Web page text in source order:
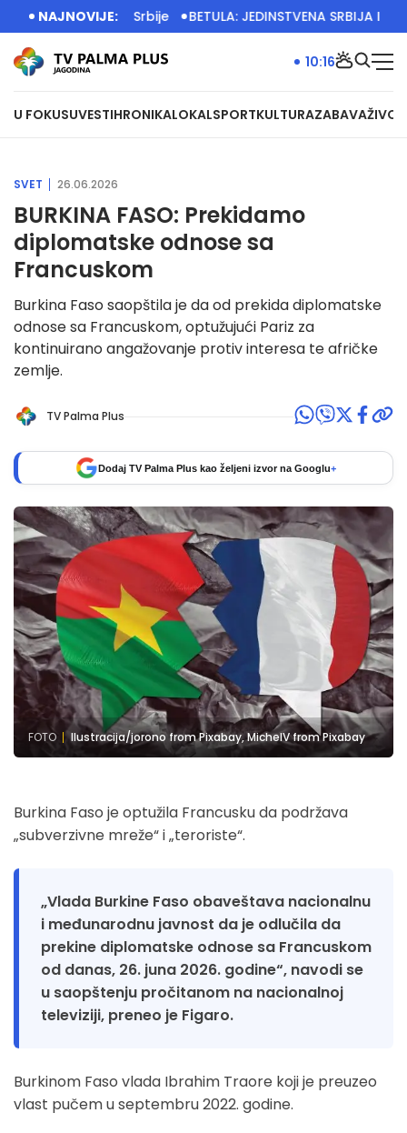
NAJNOVIJE:
privrede Srbije BETULA: JEDINSTVENA SRBIJA IMA
U FOKUSUVESTIHRONIKALOKALSPORTKULTURAZABAVAŽIVOT
10:16
SVET 26.06.2026
BURKINA FASO: Prekidamo
diplomatske odnose sa
Francuskom
Burkina Faso saopštila je da od prekida diplomatske
odnose sa Francuskom, optužujući Pariz za
kontinuirano angažovanje protiv interesa te afričke
zemlje.
TV Palma Plus
Dodaj TV Palma Plus kao željeni izvor na Googlu+
FOTO Ilustracija/jorono from Pixabay, MichelV from Pixabay
Burkina Faso je optužila Francusku da podržava
„subverzivne mreže“ i „teroriste“.
„Vlada Burkine Faso obaveštava nacionalnu
i međunarodnu javnost da je odlučila da
prekine diplomatske odnose sa Francuskom
od danas, 26. juna 2026. godine“, navodi se
u saopštenju pročitanom na nacionalnoj
televiziji, preneo je Figaro.
Burkinom Faso vlada Ibrahim Traore koji je preuzeo
vlast pučem u septembru 2022. godine.